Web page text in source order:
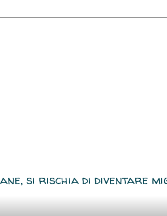
si rischia di diventare